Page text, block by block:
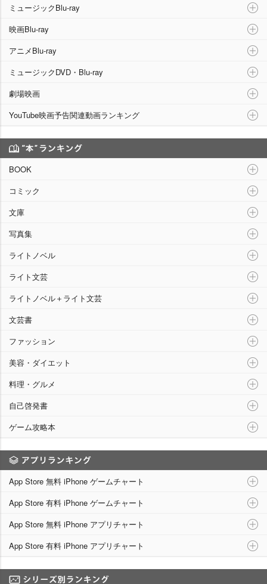
ミュージックBlu-ray
映画Blu-ray
アニメBlu-ray
ミュージックDVD・Blu-ray
劇場映画
YouTube映画予告関連動画ランキング
BOOK
コミック
文庫
写真集
ライトノベル
ライト文芸
ライトノベル＋ライト文芸
文芸書
ファッション
美容・ダイエット
料理・グルメ
自己啓発書
ゲーム攻略本
App Store 無料 iPhone ゲームチャート
App Store 有料 iPhone ゲームチャート
App Store 無料 iPhone アプリチャート
App Store 有料 iPhone アプリチャート